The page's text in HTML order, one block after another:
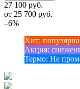
27 100 руб.
от 25 700 руб.
–6%
Хит:
Акция:
Термо: Не